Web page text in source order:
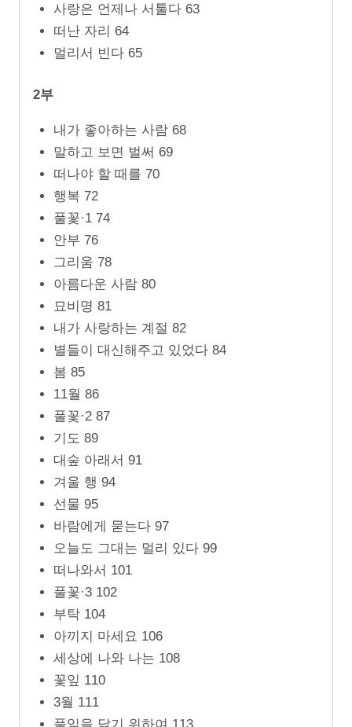
사랑은 언제나 서툴다 63
떠난 자리 64
멀리서 빈다 65
2부
내가 좋아하는 사람 68
말하고 보면 벌써 69
떠나야 할 때를 70
행복 72
풀꽃·1 74
안부 76
그리움 78
아름다운 사람 80
묘비명 81
내가 사랑하는 계절 82
별들이 대신해주고 있었다 84
봄 85
11월 86
풀꽃·2 87
기도 89
대숲 아래서 91
겨울 행 94
선물 95
바람에게 묻는다 97
오늘도 그대는 멀리 있다 99
떠나와서 101
풀꽃·3 102
부탁 104
아끼지 마세요 106
세상에 나와 나는 108
꽃잎 110
3월 111